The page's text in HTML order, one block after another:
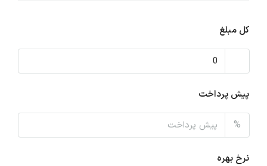
کل مبلغ
پیش پرداخت
%
نرخ بهره